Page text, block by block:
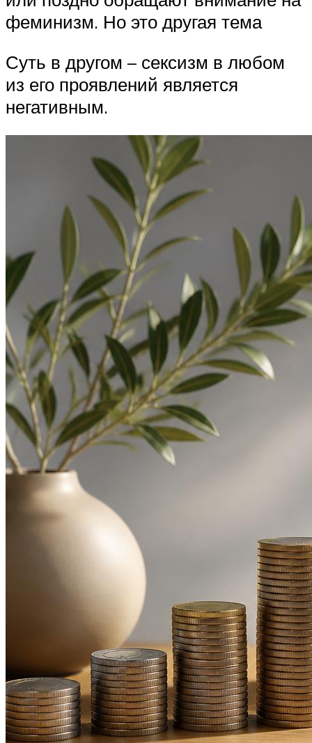
феминизм. Но это другая тема
Суть в другом – сексизм в любом
из его проявлений является
негативным.